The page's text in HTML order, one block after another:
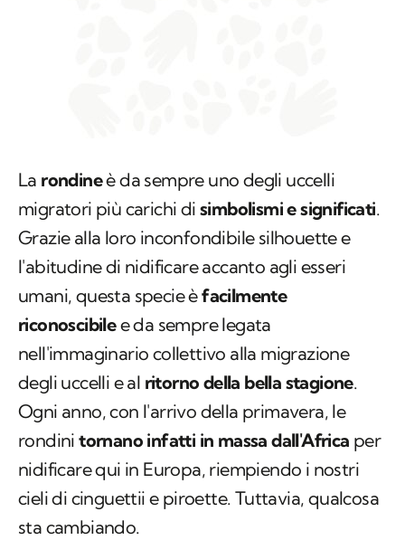
La rondineè da sempre uno degli uccelli
migratori più carichi di simbolismi e significati.
Grazie alla loro inconfondibile silhouette e
l'abitudine di nidificare accanto agli esseri
umani, questa specie èfacilmente
riconoscibilee da sempre legata
nell'immaginario collettivo alla migrazione
degli uccelli e al ritorno della bella stagione.
Ogni anno, con l'arrivo della primavera, le
rondinitornano infatti in massa dall'Africa per
nidificare qui in Europa, riempiendo i nostri
cieli di cinguettii e piroette. Tuttavia, qualcosa
sta cambiando.